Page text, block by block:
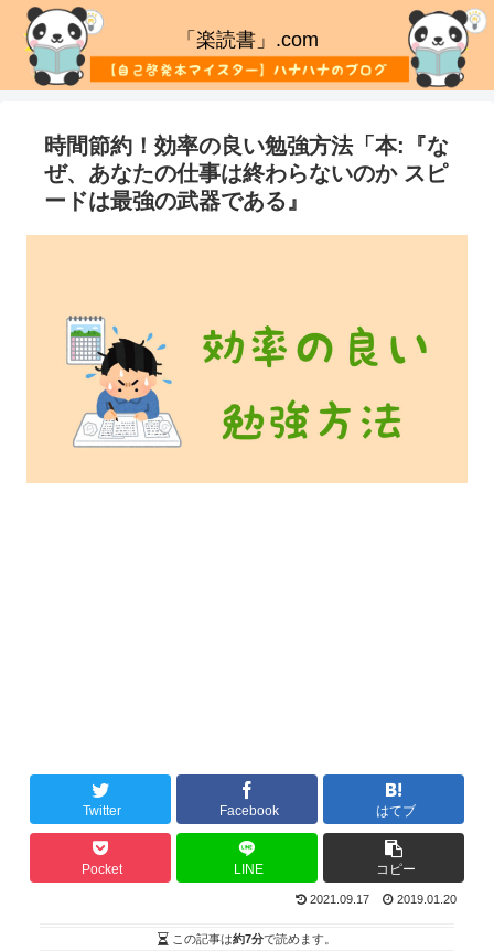
「楽読書」.com
時間節約！効率の良い勉強方法「本:『な
ぜ、あなたの仕事は終わらないのか スピ
ードは最強の武器である』
Twitter Facebook はてブ
Pocket LINE コピー
2021.09.17 2019.01.20
この記事は約7分で読めます。